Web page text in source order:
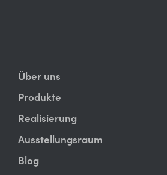
Über uns
Produkte
Realisierung
Ausstellungsraum
Blog